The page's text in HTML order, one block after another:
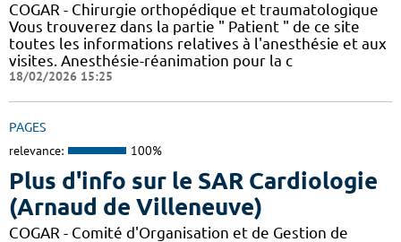
COGAR - Chirurgie orthopédique et traumatologique
Vous trouverez dans la partie " Patient " de ce site
toutes les informations relatives à l'anesthésie et aux
visites. Anesthésie-réanimation pour la c
18/02/2026 15:25
PAGES
relevance: 100%
Plus d'info sur le SAR Cardiologie
(Arnaud de Villeneuve)
COGAR - Comité d'Organisation et de Gestion de